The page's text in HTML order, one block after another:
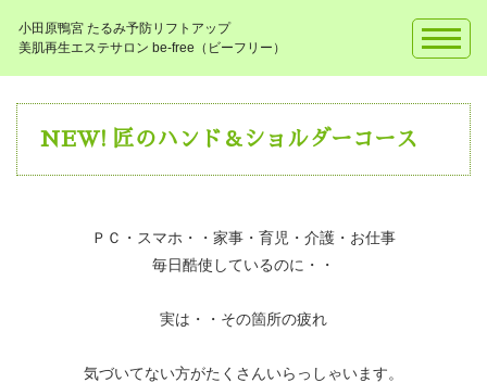
小田原鴨宮 たるみ予防リフトアップ
美肌再生エステサロン be-free（ビーフリー）
NEW! 匠のハンド＆ショルダーコース
ＰＣ・スマホ・・家事・育児・介護・お仕事
毎日酷使しているのに・・
実は・・その箇所の疲れ
気づいてない方がたくさんいらっしゃいます。